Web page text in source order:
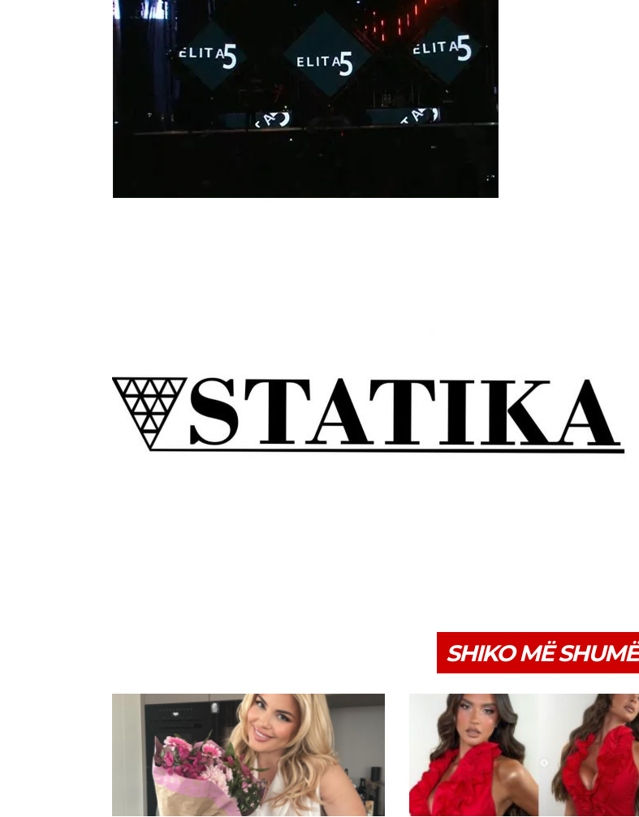
SHIKO MË SHUMË